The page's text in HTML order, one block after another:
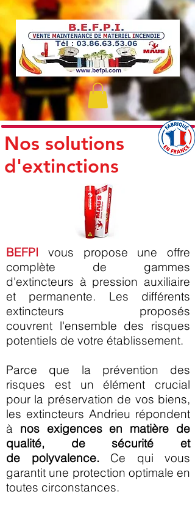
Nos solutions
d'extinctions
BEFPI
vous propose une offre
complète de gammes
d'extincteurs à pression auxiliaire
et permanente. Les différents
extincteurs proposés
couvrent l'ensemble des risques
potentiels de votre établissement.
Parce que la prévention des
risques est un élément crucial
pour la préservation de vos biens,
les extincteurs Andrieu répondent
à nos exigences en matière de
qualité, de sécurité et
de polyvalence.Ce qui vous
garantit une protection optimale en
toutes circonstances.